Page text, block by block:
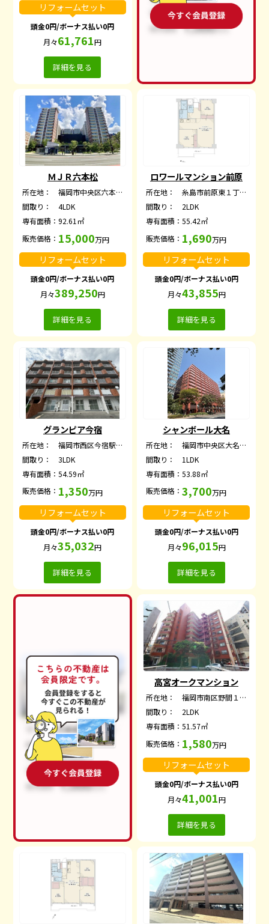
リフォームセット
頭金0円/ボーナス払い0円
月々61,761円
詳細を見る
ＭＪＲ六本松
所在地：
福岡市中央区六本松４丁目
間取り：
4LDK
専有面積：92.61㎡
販売価格： 15,000万円
リフォームセット
頭金0円/ボーナス払い0円
月々389,250円
詳細を見る
ロワールマンション前原
所在地：
糸島市前原東１丁目
間取り：
2LDK
専有面積：55.42㎡
販売価格： 1,690万円
リフォームセット
頭金0円/ボーナス払い0円
月々43,855円
詳細を見る
グランピア今宿
所在地：
福岡市西区今宿駅前１丁目
間取り：
3LDK
専有面積：54.59㎡
販売価格： 1,350万円
リフォームセット
頭金0円/ボーナス払い0円
月々35,032円
詳細を見る
シャンボール大名
所在地：
福岡市中央区大名２丁目
間取り：
1LDK
専有面積：53.88㎡
販売価格：3,700万円
リフォームセット
頭金0円/ボーナス払い0円
月々96,015円
詳細を見る
高宮オークマンション
所在地：
福岡市南区野間１丁目
間取り：
2LDK
専有面積：51.57㎡
販売価格： 1,580万円
リフォームセット
頭金0円/ボーナス払い0円
月々41,001円
詳細を見る